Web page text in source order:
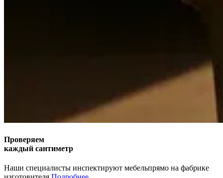
Проверяем
каждый сантиметр
Наши специалисты инспектируют мебельпрямо на фабрике